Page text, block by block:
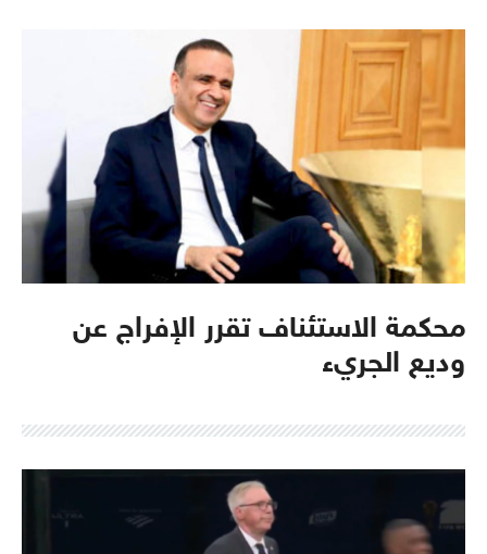
محكمة الاستئناف تقرر الإفراج عن
وديع الجريء